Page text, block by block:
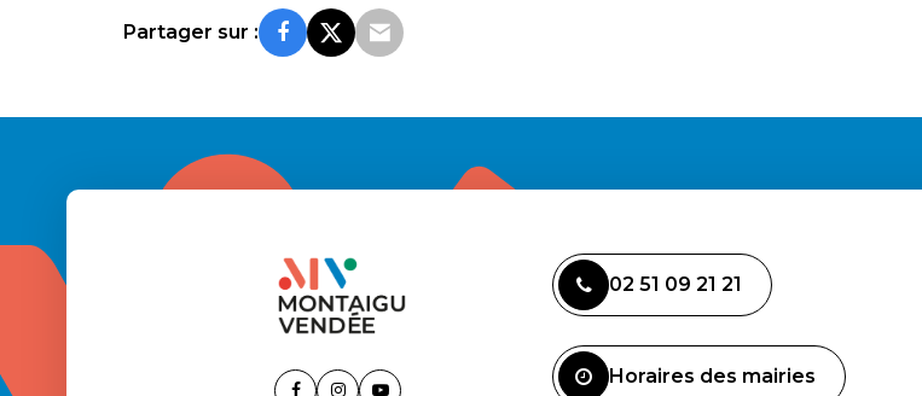
Partager sur :
02 51 09 21 21
Horaires des mairies